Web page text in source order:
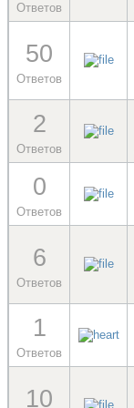
Ответов
50
Ответов
2
Ответов
0
Ответов
6
Ответов
1
Ответов
10